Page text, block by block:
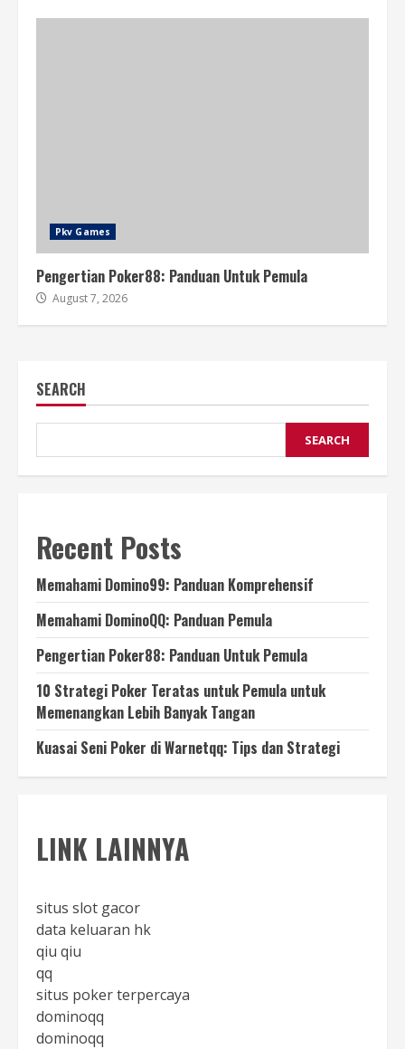
Pkv Games
Pengertian Poker88: Panduan Untuk Pemula
August 7, 2026
SEARCH
SEARCH
Recent Posts
Memahami Domino99: Panduan Komprehensif
Memahami DominoQQ: Panduan Pemula
Pengertian Poker88: Panduan Untuk Pemula
10 Strategi Poker Teratas untuk Pemula untuk
Memenangkan Lebih Banyak Tangan
Kuasai Seni Poker di Warnetqq: Tips dan Strategi
LINK LAINNYA
situs slot gacor
data keluaran hk
qiu qiu
qq
situs poker terpercaya
dominoqq
dominoqq